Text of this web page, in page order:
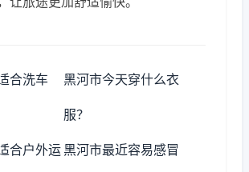
合洗车 黑河市今天穿什么衣
服？
合户外运黑河市最近容易感冒